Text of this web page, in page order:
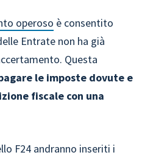
operoso è consentito
Entrate non ha già
Questa
le imposte dovute e
fiscale con una
F24 andranno inseriti i